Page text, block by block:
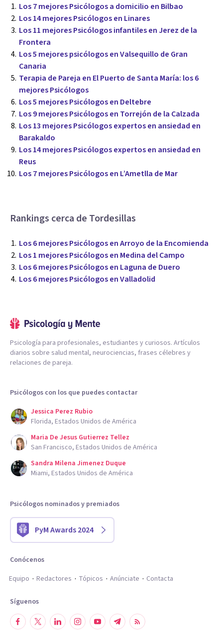
Los 7 mejores Psicólogos a domicilio en Bilbao
Los 14 mejores Psicólogos en Linares
Los 11 mejores Psicólogos infantiles en Jerez de la
Frontera
Los 5 mejores psicólogos en Valsequillo de Gran
Canaria
Terapia de Pareja en El Puerto de Santa María: los 6
mejores Psicólogos
Los 5 mejores Psicólogos en Deltebre
Los 9 mejores Psicólogos en Torrejón de la Calzada
Los 13 mejores Psicólogos expertos en ansiedad en
Barakaldo
Los 14 mejores Psicólogos expertos en ansiedad en
Reus
Los 7 mejores Psicólogos en L’Ametlla de Mar
Rankings cerca de Tordesillas
Los 6 mejores Psicólogos en Arroyo de la Encomienda
Los 1 mejores Psicólogos en Medina del Campo
Los 6 mejores Psicólogos en Laguna de Duero
Los 6 mejores Psicólogos en Valladolid
Psicología para profesionales, estudiantes y curiosos. Artículos
diarios sobre salud mental, neurociencias, frases célebres y
relaciones de pareja.
Psicólogos con los que puedes contactar
Jessica Perez Rubio
Florida, Estados Unidos de América
Maria De Jesus Gutierrez Tellez
San Francisco, Estados Unidos de América
Sandra Milena Jimenez Duque
Miami, Estados Unidos de América
Psicólogos nominados y premiados
PyM Awards 2024
Conócenos
Equipo
Redactores Tópicos Anúnciate Contacta
Síguenos